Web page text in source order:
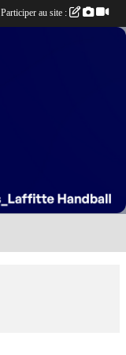
Participer au site :